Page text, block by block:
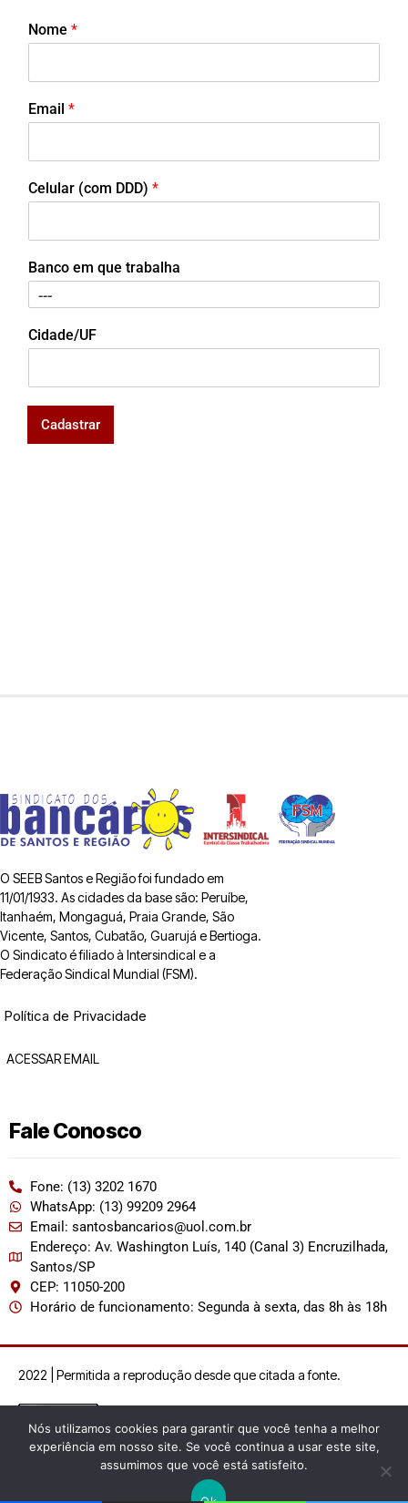
Nome *
Email *
Celular (com DDD) *
Banco em que trabalha
Cidade/UF
Cadastrar
O SEEB Santos e Região foi fundado em
11/01/1933. As cidades da base são: Peruíbe,
Itanhaém, Mongaguá, Praia Grande, São
Vicente, Santos, Cubatão, Guarujá e Bertioga.
O Sindicato é filiado à Intersindical e a
Federação Sindical Mundial (FSM).
Política de Privacidade
ACESSAR EMAIL
Fale Conosco
Fone: (13) 3202 1670
WhatsApp: (13) 99209 2964
Email: santosbancarios@uol.com.br
Endereço: Av. Washington Luís, 140 (Canal 3) Encruzilhada,
Santos/SP
CEP: 11050-200
Horário de funcionamento: Segunda à sexta, das 8h às 18h
2022 | Permitida a reprodução desde que citada a fonte.
Nós utilizamos cookies para garantir que você tenha a melhor
experiência em nosso site. Se você continua a usar este site,
assumimos que você está satisfeito.